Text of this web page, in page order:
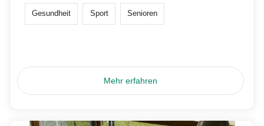
Gesundheit Sport Senioren
Mehr erfahren